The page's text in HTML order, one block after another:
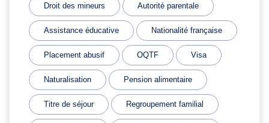
Droit des mineurs Autorité parentale
Assistance éducative Nationalité française
Placement abusif OQTF Visa
Naturalisation Pension alimentaire
Titre de séjour Regroupement familial